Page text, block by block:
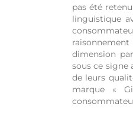
pas été
linguistique
dimension
sous ce signe
de leurs
marque «